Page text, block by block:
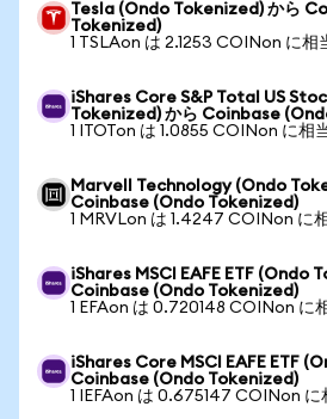
Tesla (Ondo Tokenized) から
Tokenized)
1 TSLAon は 2.1253 COINon に相
iShares Core S&P Total US
Tokenized) から Coinbase
1 ITOTon は 1.0855 COINon に相
Marvell Technology (Ondo
Coinbase (Ondo Tokenized)
1 MRVLon は 1.4247 COINon に
iShares MSCI EAFE ETF (Ondo
Coinbase (Ondo Tokenized)
1 EFAon は 0.720148 COINon に
iShares Core MSCI EAFE ETF
Coinbase (Ondo Tokenized)
1 IEFAon は 0.675147 COINon に